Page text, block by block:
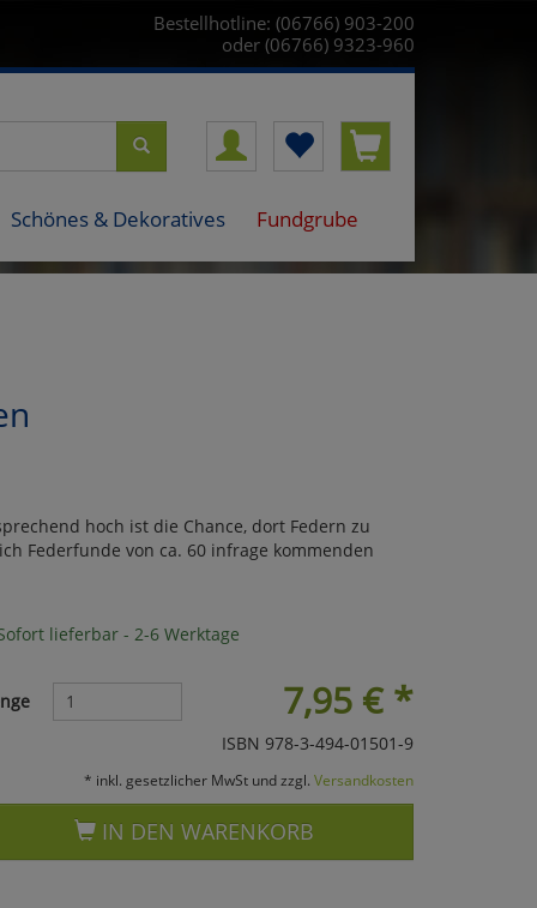
Bestellhotline: (06766) 903-200
oder (06766) 9323-960
Schönes & Dekoratives Fundgrube
hoch ist die Chance, dort Federn zu
Federfunde von ca. 60 infrage kommenden
lieferbar - 2-6 Werktage
7,95 €*
ISBN 978-3-494-01501-9
* inkl. gesetzlicher MwSt und zzgl. Versandkosten
IN DEN WARENKORB